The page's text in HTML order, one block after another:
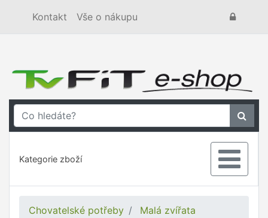
Kontakt Vše o nákupu
Kategorie zboží
Chovatelské potřeby
Malá zvířata